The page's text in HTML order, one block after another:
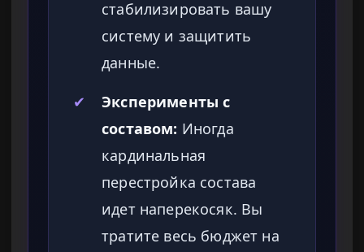
стабилизировать вашу
систему и защитить
данные.
✔
Эксперименты с
составом: Иногда
кардинальная
перестройка состава
идет наперекосяк. Вы
тратите весь бюджет на